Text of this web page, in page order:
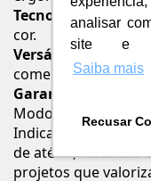
analisar
site e
Saiba mais
Recusar
Tecnologia D.Coat:
cor.
Versátil
: indicado
comerciais.
Garantia de 10 anos
Modo de Uso /
Indicado para
de até 1", instalado
projetos que